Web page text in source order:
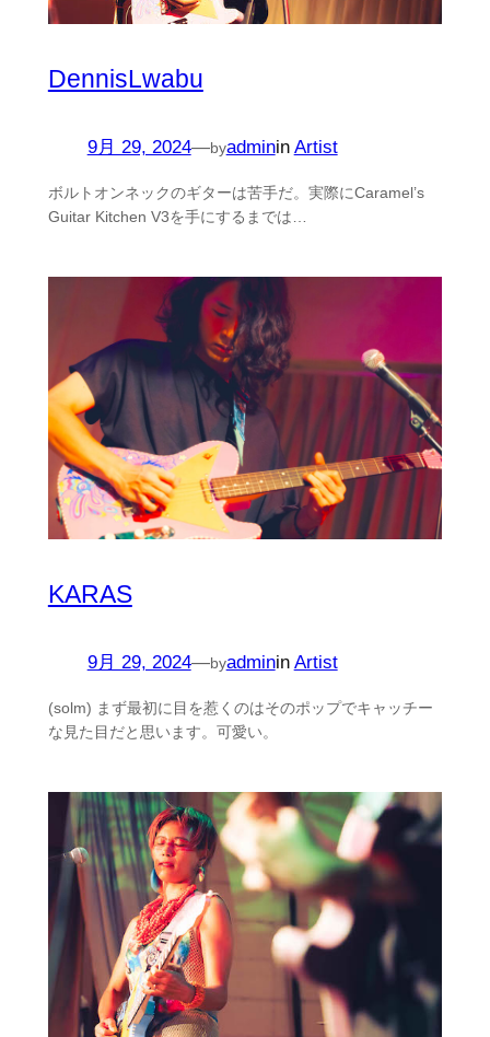
DennisLwabu
9月 29, 2024—byadminin Artist
ボルトオンネックのギターは苦手だ。実際にCaramel’s
Guitar Kitchen V3を手にするまでは…
KARAS
9月 29, 2024—byadminin Artist
(solm) まず最初に目を惹くのはそのポップでキャッチー
な見た目だと思います。可愛い。